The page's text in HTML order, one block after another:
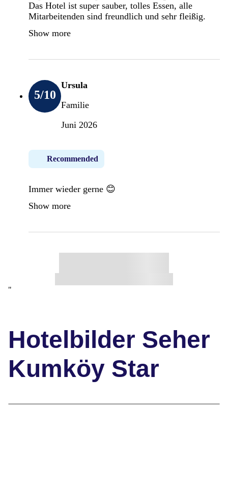
Das Hotel ist super sauber, tolles Essen, alle
Mitarbeitenden sind freundlich und sehr fleißig.
Show more
5/10
Ursula
Familie
Juni 2026
Recommended
Immer wieder gerne 😊
Show more
"
Hotelbilder Seher
Kumköy Star